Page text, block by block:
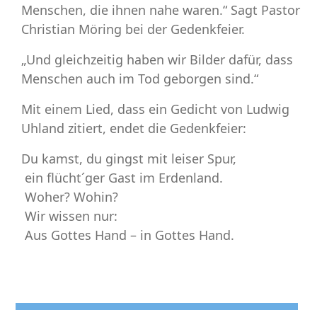
Menschen, die ihnen nahe waren.“ Sagt Pastor
Christian Möring bei der Gedenkfeier.
„Und gleichzeitig haben wir Bilder dafür, dass
Menschen auch im Tod geborgen sind.“
Mit einem Lied, dass ein Gedicht von Ludwig
Uhland zitiert, endet die Gedenkfeier:
Du kamst, du gingst mit leiser Spur,
ein flücht´ger Gast im Erdenland.
Woher? Wohin?
Wir wissen nur:
Aus Gottes Hand – in Gottes Hand.